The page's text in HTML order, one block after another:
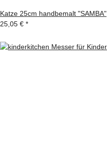
Katze 25cm handbemalt "SAMBA"
25,05 € *